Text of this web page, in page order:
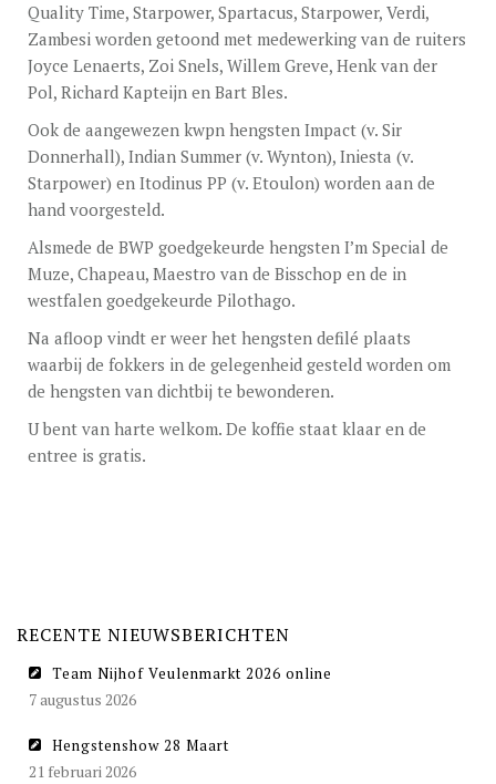
Quality Time, Starpower, Spartacus, Starpower, Verdi,
Zambesi worden getoond met medewerking van de ruiters
Joyce Lenaerts, Zoi Snels, Willem Greve, Henk van der
Pol, Richard Kapteijn en Bart Bles.
Ook de aangewezen kwpn hengsten Impact (v. Sir
Donnerhall), Indian Summer (v. Wynton), Iniesta (v.
Starpower) en Itodinus PP (v. Etoulon) worden aan de
hand voorgesteld.
Alsmede de BWP goedgekeurde hengsten I’m Special de
Muze, Chapeau, Maestro van de Bisschop en de in
westfalen goedgekeurde Pilothago.
Na afloop vindt er weer het hengsten defilé plaats
waarbij de fokkers in de gelegenheid gesteld worden om
de hengsten van dichtbij te bewonderen.
U bent van harte welkom. De koffie staat klaar en de
entree is gratis.
RECENTE NIEUWSBERICHTEN
Team Nijhof Veulenmarkt 2026 online
7 augustus 2026
Hengstenshow 28 Maart
21 februari 2026